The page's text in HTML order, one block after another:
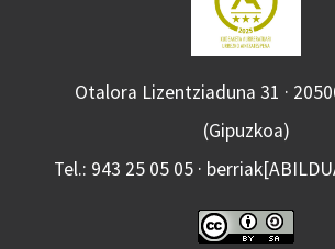
Otalora Lizentziaduna 31 ·
(Gipuzkoa)
Tel.: 943 25 05 05 ·